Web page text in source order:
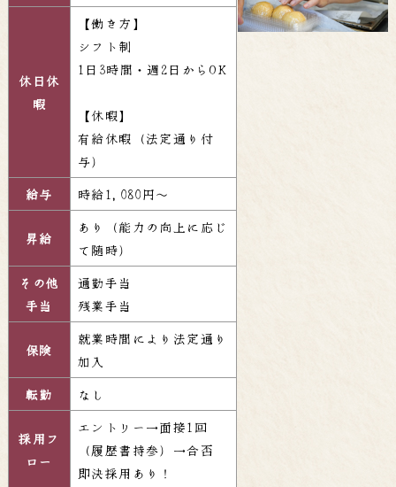
休日休
暇
【働き方】
シフト制
1日3時間・週2日からOK
【休暇】
有給休暇（法定通り付
与）
給与
時給1,080円～
昇給
あり（能力の向上に応じ
て随時）
その他
手当
通勤手当
残業手当
保険
就業時間により法定通り
加入
転勤
なし
採用フ
ロー
エントリー→面接1回
（履歴書持参）→合否
即決採用あり！